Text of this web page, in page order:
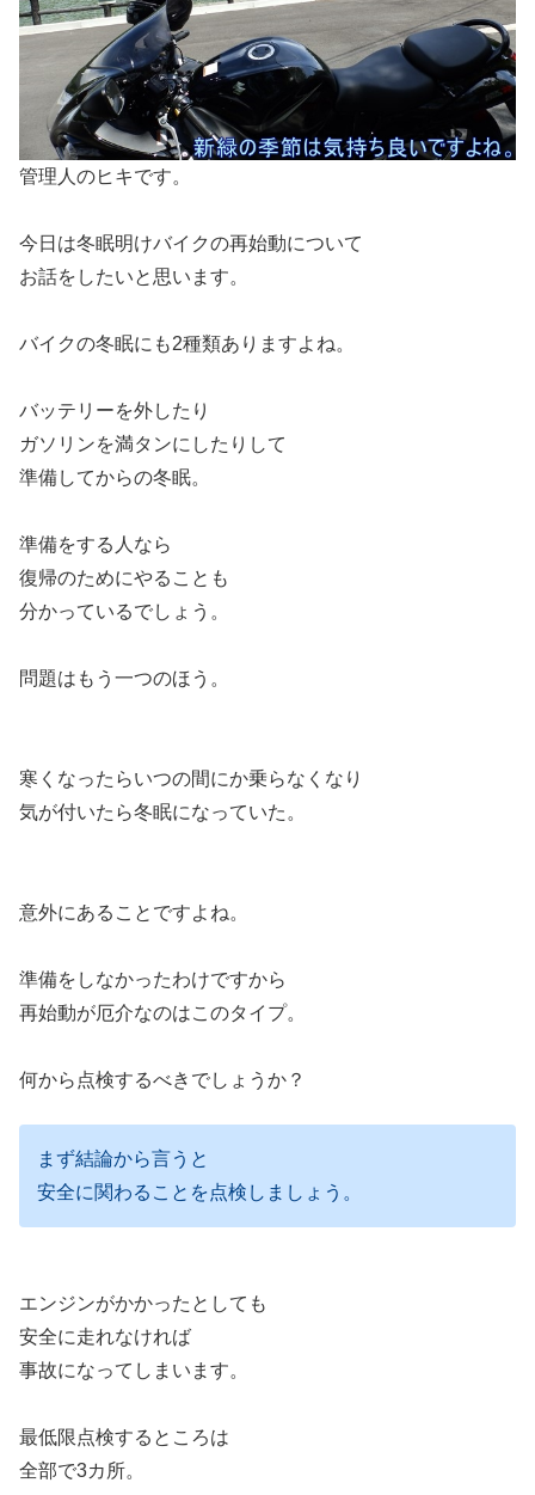
管理人のヒキです。
今日は冬眠明けバイクの再始動について
お話をしたいと思います。
バイクの冬眠にも2種類ありますよね。
バッテリーを外したり
ガソリンを満タンにしたりして
準備してからの冬眠。
準備をする人なら
復帰のためにやることも
分かっているでしょう。
問題はもう一つのほう。
寒くなったらいつの間にか乗らなくなり
気が付いたら冬眠になっていた。
意外にあることですよね。
準備をしなかったわけですから
再始動が厄介なのはこのタイプ。
何から点検するべきでしょうか？
まず結論から言うと
安全に関わることを点検しましょう。
エンジンがかかったとしても
安全に走れなければ
事故になってしまいます。
最低限点検するところは
全部で3カ所。